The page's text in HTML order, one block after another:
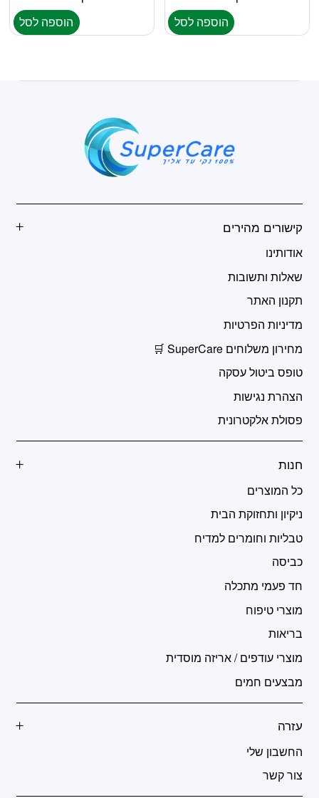
הוספה לסל הוספה לסל
קישורים מהירים
אודותינו
שאלות ותשובות
תקנון האתר
מדיניות הפרטיות
מחירון משלוחים SuperCare 🛒
טופס ביטול עסקה
הצהרת נגישות
פסולת אלקטרונית
חנות
כל המוצרים
ניקיון ותחזוקת הבית
טבליות וחומרים למדיח
כביסה
חד פעמי מתכלה
מוצרי טיפוח
בריאות
מוצרי עודפים / אריזה מוסדית
מבצעים חמים
עזרה
החשבון שלי
צור קשר